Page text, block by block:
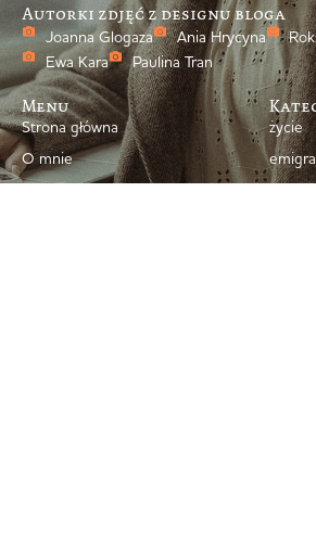
Autorki zdjęć z designu bloga
Joanna Glogaza Ania Hrycyna
Ewa Kara
Paulina Tran
Menu
Strona główna
O mnie
Książki
życie